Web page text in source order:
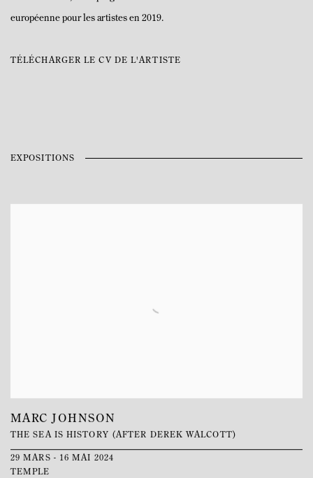
européenne pour les artistes en 2019.
TÉLÉCHARGER LE CV DE L'ARTISTE
EXPOSITIONS
MARC JOHNSON
THE SEA IS HISTORY (AFTER DEREK WALCOTT)
29 MARS - 16 MAI 2024
TEMPLE